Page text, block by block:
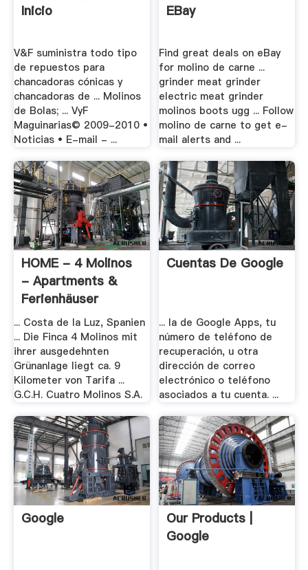
Inicio
V&F suministra todo tipo
de repuestos para
chancadoras cónicas y
chancadoras de ... Molinos
de Bolas; ... VyF
Maguinarias© 2009-2010 •
Noticias • E-mail - ...
EBay
Find great deals on eBay
for molino de carne ...
grinder meat grinder
electric meat grinder
molinos boots ugg ... Follow
molino de carne to get e-
mail alerts and ...
HOME - 4 Molinos
- Apartments &
Ferienhäuser
... Costa de la Luz, Spanien
... Die Finca 4 Molinos mit
ihrer ausgedehnten
Grünanlage liegt ca. 9
Kilometer von Tarifa ...
G.C.H. Cuatro Molinos S.A.
Cuentas De Google
... la de Google Apps, tu
número de teléfono de
recuperación, u otra
dirección de correo
electrónico o teléfono
asociados a tu cuenta. ...
Google
Our Products |
Google